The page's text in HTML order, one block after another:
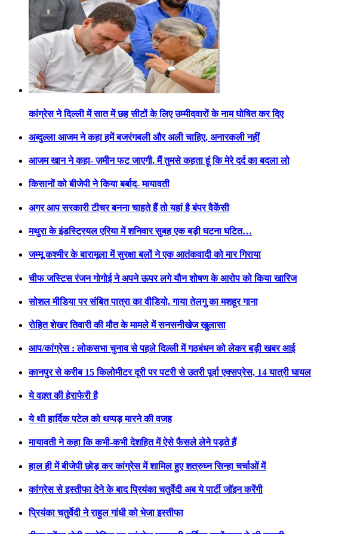
कांग्रेस ने दिल्ली में सात में छह सीटों के लिए उम्मीदवारों के नाम घोषित कर दिए
अब्दुल्ला आजम ने कहा हमें बजरंगबली और अली चाहिए, अनारकली नहीं
आजम खान ने कहा- ज़मीन फट जाएगी, मैं तुमसे कहता हूं कि मेरे दर्द का बदला लो
किसानों को बीजेपी ने किया बर्बाद- मायावती
अगर आप सरकारी टीचर बनना चाहते हैं तो यहां है बंपर वैकेंसी
मथुरा के इंडस्ट्रियल एरिया में शनिवार सुबह एक बड़ी घटना घटित…
जम्मू कश्मीर के बारामूला में सुरक्षा बलों ने एक आतंकवादी को मार गिराया
चीफ जस्टिस रंजन गोगोई ने अपने ऊपर लगे यौन शोषण के आरोप को किया खारिज
सोशल मीडिया पर संबित पात्रा का वीडियो, गाया तेलगु का मशहूर गाना
रोहित शेखर तिवारी की मौत के मामले में सनसनीखेज खुलासा
आप/कांग्रेस : लोकसभा चुनाव से पहले दिल्ली में गठबंधन को लेकर बड़ी खबर आई
कानपुर से करीब 15 किलोमीटर दूरी पर पटरी से उतरी पूर्वा एक्सप्रेस, 14 यात्री घायल
ये वक़्त की हेराफेरी है
ये थी हार्दिक पटेल को थप्पड़ मारने की वजह
मायावती ने कहा कि कभी-कभी देशहित में ऐसे फैसले लेने पड़ते हैं
हाल ही में बीजेपी छोड़ कर कांग्रेस में शामिल हुए शत्रुघ्न सिन्हा चर्चाओं में
कांग्रेस से इस्तीफा देने के बाद प्रियंका चतुर्वेदी अब ये पार्टी जॉइन करेंगी
प्रियंका चतुर्वेदी ने राहुल गांधी को भेजा इस्तीफा